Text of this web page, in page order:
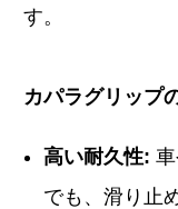
す。
カパラグリップ
高い耐久性:
でも、滑り止